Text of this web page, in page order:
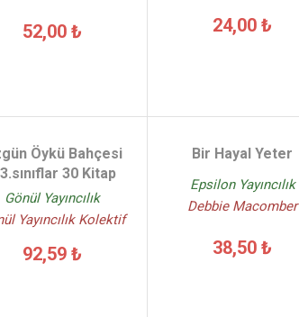
52,00 ₺ 24,00 ₺
Öykü Bahçesi
30 Kitap
Gönül Yayıncılık
Yayıncılık Kolektif
92,59 ₺
Bir Hayal Yeter
Epsilon Yayıncılık
Debbie Macomber
38,50 ₺